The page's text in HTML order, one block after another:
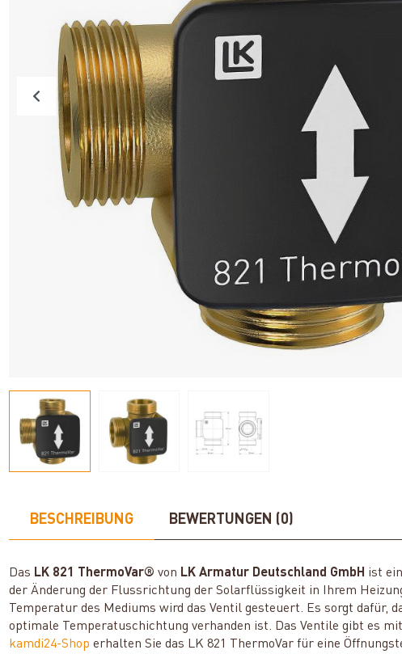
BESCHREIBUNG BEWERTUNGEN (0)
Das LK 821 ThermoVar® von LK Armatur Deutschland GmbH ist
der Änderung der Flussrichtung der Solarflüssigkeit in Ihrem
Temperatur des Mediums wird das Ventil gesteuert. Es sorgt dafür,
optimale Temperatuschichtung verhanden ist. Das Ventile gibt es mit
kamdi24-Shop erhalten Sie das LK 821 ThermoVar für eine